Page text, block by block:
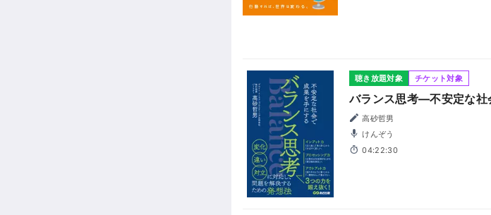
聴き放題対象 チケット対象
バランス思考―不安定な社
高砂哲男
けんぞう
04:22:30